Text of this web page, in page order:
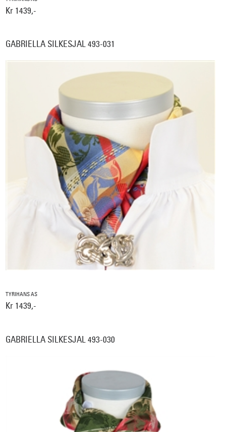
Kr 1439,-
GABRIELLA SILKESJAL 493-031
TYRIHANS AS
Kr 1439,-
GABRIELLA SILKESJAL 493-030